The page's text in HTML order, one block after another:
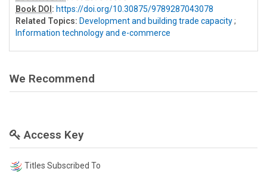
Book DOI : https://doi.org/10.30875/9789287043078
Related Topics: Development and building trade capacity;
Information technology and e-commerce
We Recommend
Access Key
Titles Subscribed To